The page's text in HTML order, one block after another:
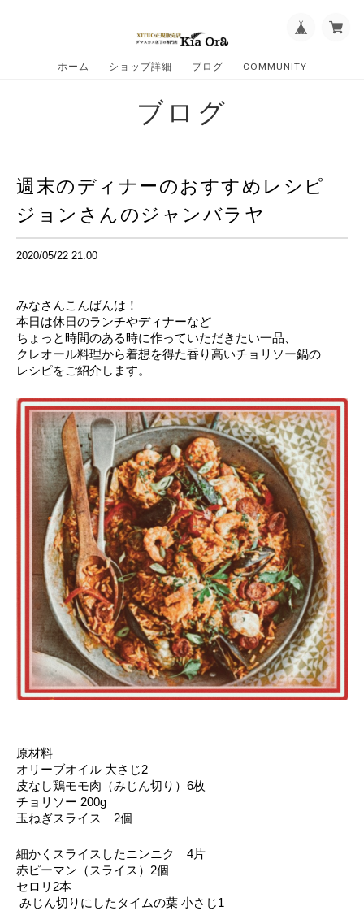
ホーム ショップ詳細 ブログ COMMUNITY
ブログ
週末のディナーのおすすめレシピ
ジョンさんのジャンバラヤ
2020/05/22 21:00
みなさんこんばんは！
本日は休日のランチやディナーなど
ちょっと時間のある時に作っていただきたい一品、
クレオール料理から着想を得た香り高いチョリソー鍋の
レシピをご紹介します。
原材料
オリーブオイル 大さじ2
皮なし鶏モモ肉（みじん切り）6枚
チョリソー 200g
玉ねぎスライス　2個
細かくスライスしたニンニク　4片
赤ピーマン（スライス）2個
セロリ2本
みじん切りにしたタイムの葉 小さじ1